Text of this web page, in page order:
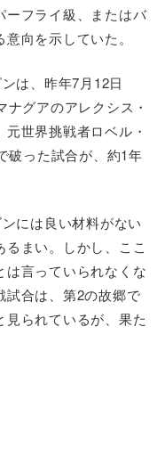
ーフライ級、またはバ
向を示していた。
は、昨年7月12日
ナグアのアレクシス・
世界挑戦者ロベル・
破った試合が、約1年
には良い材料がない
まい。しかし、ここ
は言っていられなくな
試合は、第2の故郷で
られているが、果た